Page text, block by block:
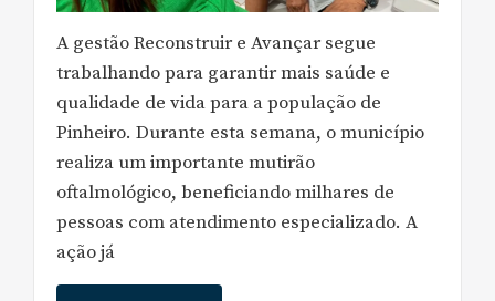
A gestão Reconstruir e Avançar segue
trabalhando para garantir mais saúde e
qualidade de vida para a população de
Pinheiro. Durante esta semana, o município
realiza um importante mutirão
oftalmológico, beneficiando milhares de
pessoas com atendimento especializado. A
ação já